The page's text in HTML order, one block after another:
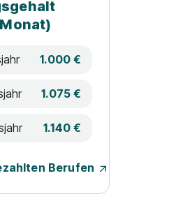
1.000 €
1.075 €
1.140 €
Berufen